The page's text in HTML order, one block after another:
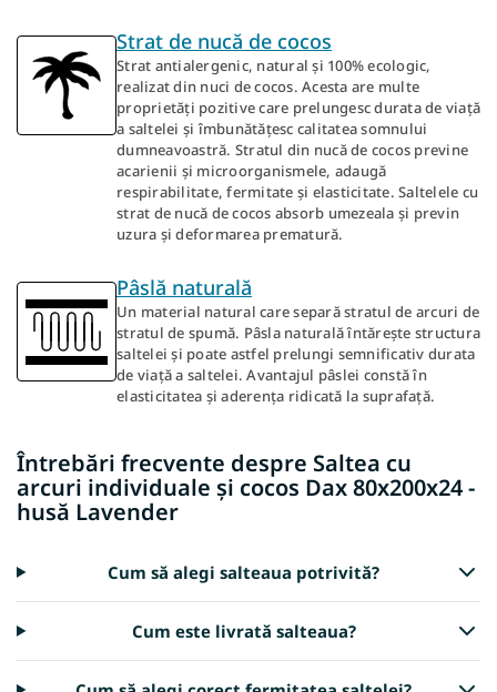
Strat de nucă de cocos
Strat antialergenic, natural și 100% ecologic,
realizat din nuci de cocos. Acesta are multe
proprietăți pozitive care prelungesc durata de viață
a saltelei și îmbunătățesc calitatea somnului
dumneavoastră. Stratul din nucă de cocos previne
acarienii și microorganismele, adaugă
respirabilitate, fermitate și elasticitate. Saltelele cu
strat de nucă de cocos absorb umezeala și previn
uzura și deformarea prematură.
Pâslă naturală
Un material natural care separă stratul de arcuri de
stratul de spumă. Pâsla naturală întărește structura
saltelei și poate astfel prelungi semnificativ durata
de viață a saltelei. Avantajul pâslei constă în
elasticitatea și aderența ridicată la suprafață.
Întrebări frecvente despre Saltea cu
arcuri individuale și cocos Dax 80x200x24 -
husă Lavender
Cum să alegi salteaua potrivită?
Cum este livrată salteaua?